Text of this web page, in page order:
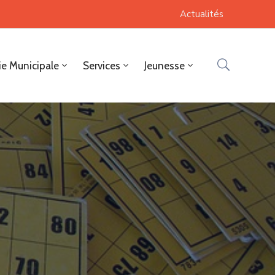
Actualités
Municipale Services Jeunesse